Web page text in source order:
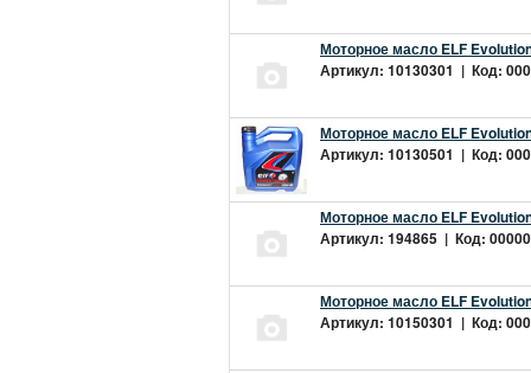
Моторное масло ELF
Артикул: 10130301 | Код:
Моторное масло ELF
Артикул: 10130501 | Код:
Моторное масло ELF
Артикул: 194865 | Код:
Моторное масло ELF
Артикул: 10150301 | Код: